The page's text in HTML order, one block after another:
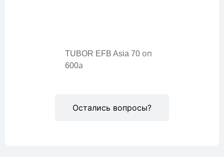
Остались вопросы?
TUBOR EFB Asia 70 оп
600а